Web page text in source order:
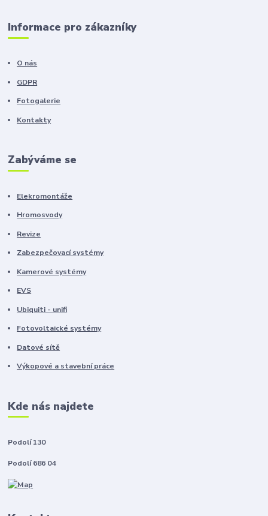
Informace pro zákazníky
O nás
GDPR
Fotogalerie
Kontakty
Zabýváme se
Elekromontáže
Hromosvody
Revize
Zabezpečovací systémy
Kamerové systémy
EVS
Ubiquiti - unifi
Fotovoltaické systémy
Datové sítě
Výkopové a stavební práce
Kde nás najdete
Podolí 130
Podolí 686 04